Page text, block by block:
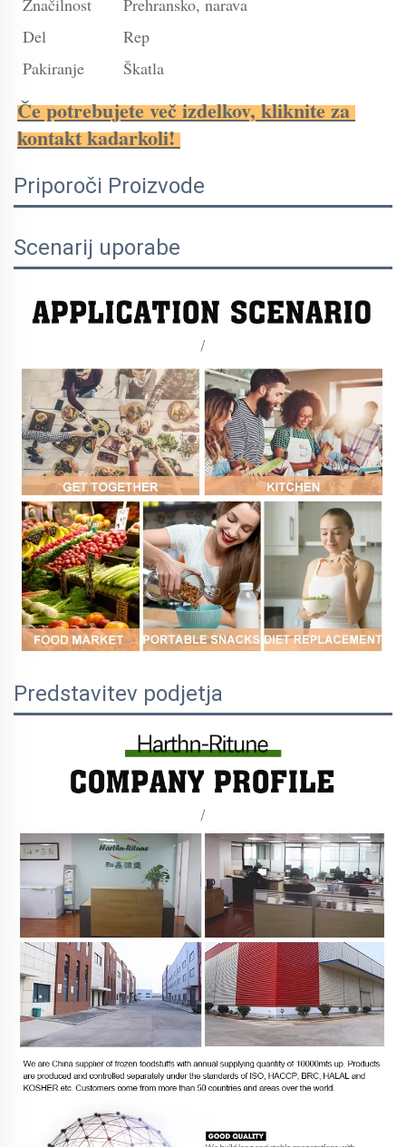
Del
Rep
Pakiranje
Škatla
Če potrebujete več izdelkov, kliknite za
kontakt kadarkoli!
Priporoči Proizvode
Scenarij uporabe
Predstavitev podjetja